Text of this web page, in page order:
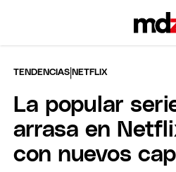
TENDENCIAS |NETFLIX
La popular
arrasa en
con nuevos